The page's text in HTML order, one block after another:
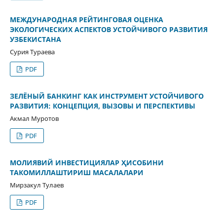
МЕЖДУНАРОДНАЯ РЕЙТИНГОВАЯ ОЦЕНКА
ЭКОЛОГИЧЕСКИХ АСПЕКТОВ УСТОЙЧИВОГО РАЗВИТИЯ
УЗБЕКИСТАНА
Сурия Тураева
PDF
ЗЕЛЁНЫЙ БАНКИНГ КАК ИНСТРУМЕНТ УСТОЙЧИВОГО
РАЗВИТИЯ: КОНЦЕПЦИЯ, ВЫЗОВЫ И ПЕРСПЕКТИВЫ
Акмал Муротов
PDF
МОЛИЯВИЙ ИНВЕСТИЦИЯЛАР ҲИСОБИНИ
ТАКОМИЛЛАШТИРИШ МАСАЛАЛАРИ
Мирзакул Тулаев
PDF